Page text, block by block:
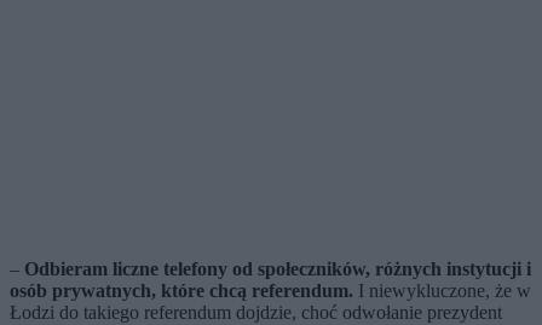
– Odbieram liczne telefony od społeczników, różnych instytucji i
osób prywatnych, które chcą referendum. I niewykluczone, że w
Łodzi do takiego referendum dojdzie, choć odwołanie prezydent